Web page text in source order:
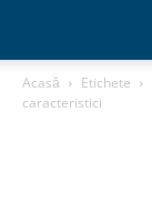
Acasă Etichete
caracteristici